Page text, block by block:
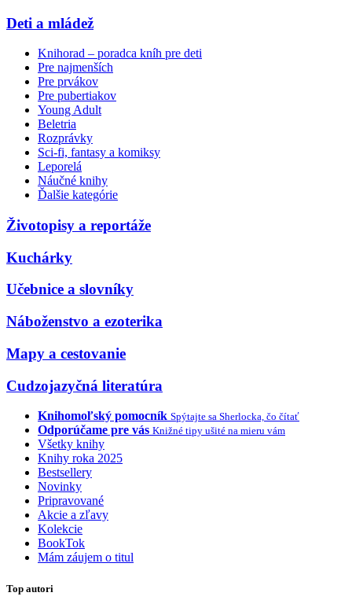
Deti a mládež
Knihorad – poradca kníh pre deti
Pre najmenších
Pre prvákov
Pre pubertiakov
Young Adult
Beletria
Rozprávky
Sci-fi, fantasy a komiksy
Leporelá
Náučné knihy
Ďalšie kategórie
Životopisy a reportáže
Kuchárky
Učebnice a slovníky
Náboženstvo a ezoterika
Mapy a cestovanie
Cudzojazyčná literatúra
Knihomoľský pomocník Spýtajte sa Sherlocka, čo čítať
Odporúčame pre vás Knižné tipy ušité na mieru vám
Všetky knihy
Knihy roka 2025
Bestsellery
Novinky
Pripravované
Akcie a zľavy
Kolekcie
BookTok
Mám záujem o titul
Top autori